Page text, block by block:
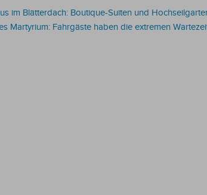
im Blätterdach: Boutique-Suiten und
Martyrium: Fahrgäste haben die extremen